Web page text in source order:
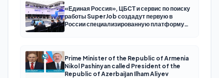
«Единая Россия», ЦБСТ и сервис по поиску
работы SuperJob создадут первую в
России специализированную платформу
Prime Minister of the Republic of Armenia
Nikol Pashinyan called President of the
Republic of Azerbaijan Ilham Aliyev